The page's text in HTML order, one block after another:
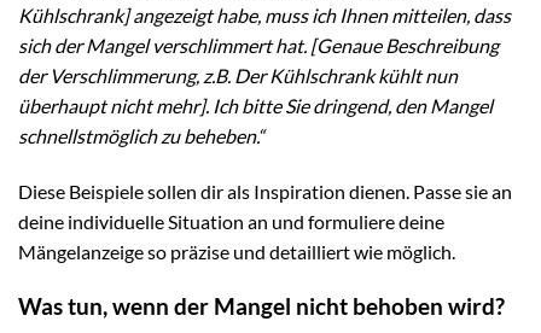
Kühlschrank] angezeigt habe, muss ich Ihnen mitteilen, dass
sich der Mangel verschlimmert hat. [Genaue Beschreibung
der Verschlimmerung, z.B. Der Kühlschrank kühlt nun
überhaupt nicht mehr]. Ich bitte Sie dringend, den Mangel
schnellstmöglich zu beheben.“
Diese Beispiele sollen dir als Inspiration dienen. Passe sie an
deine individuelle Situation an und formuliere deine
Mängelanzeige so präzise und detailliert wie möglich.
Was tun, wenn der Mangel nicht behoben wird?